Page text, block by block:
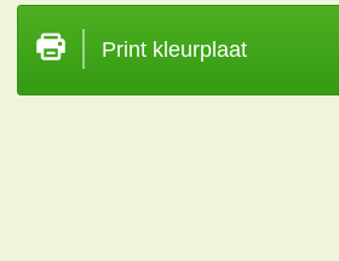
Print kleurplaat